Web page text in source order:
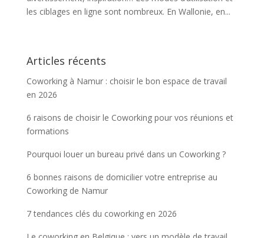
les ciblages en ligne sont nombreux. En Wallonie, en...
Articles récents
Coworking à Namur : choisir le bon espace de travail
en 2026
6 raisons de choisir le Coworking pour vos réunions et
formations
Pourquoi louer un bureau privé dans un Coworking ?
6 bonnes raisons de domicilier votre entreprise au
Coworking de Namur
7 tendances clés du coworking en 2026